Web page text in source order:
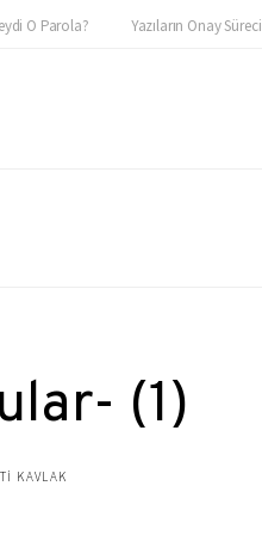
O Parola? Yazıların Onay Süreci
(1)
KAVLAK